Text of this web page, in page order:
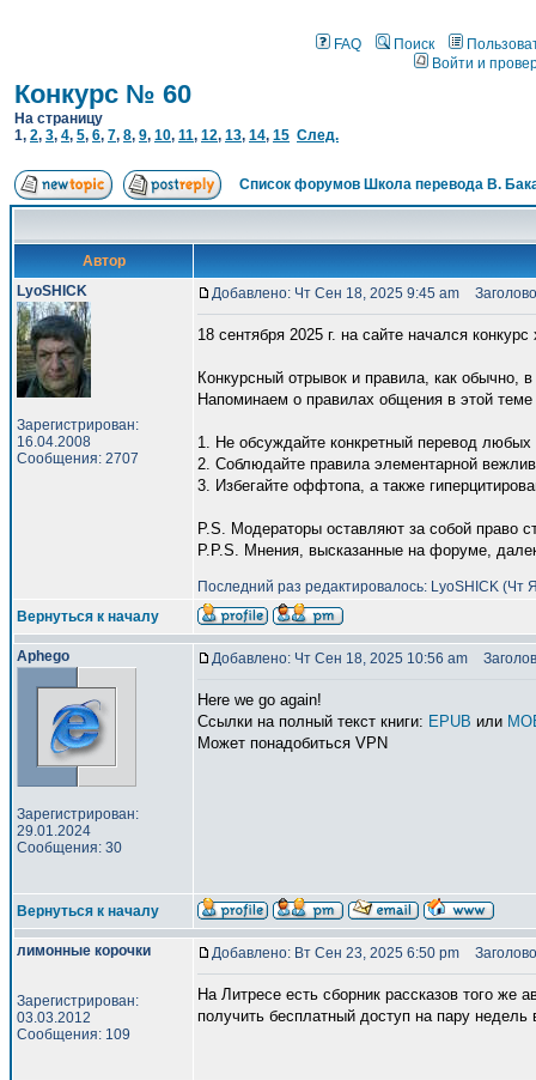
FAQ Поиск
Войти и
Конкурс № 60
На страницу
1, 2, 3, 4, 5, 6, 7, 8, 9, 10, 11, 12, 13, 14, 15 След.
Список форумов Школа перевода В.
Автор
LyoSHICK
Зарегистрирован:
16.04.2008
Сообщения: 2707
Добавлено: Чт Сен 18, 2025 9:45 am
18 сентября 2025 г. на сайте начался
Конкурсный отрывок и правила, как обычно,
Напоминаем о правилах общения в этой
1. Не обсуждайте конкретный перевод любых
2. Соблюдайте правила элементарной
3. Избегайте оффтопа, а также
P.S. Модераторы оставляют за собой право
P.P.S. Мнения, высказанные на форуме,
Последний раз редактировалось: LyoSHICK (Чт
Вернуться к началу
Aphego
Зарегистрирован:
29.01.2024
Сообщения: 30
Добавлено: Чт Сен 18, 2025 10:56 am
Here we go again!
Ссылки на полный текст книги: EPUB или
Может понадобиться VPN
Вернуться к началу
лимонные корочки
Зарегистрирован:
03.03.2012
Сообщения: 109
Добавлено: Вт Сен 23, 2025 6:50 pm
На Литресе есть сборник рассказов того
получить бесплатный доступ на пару недель